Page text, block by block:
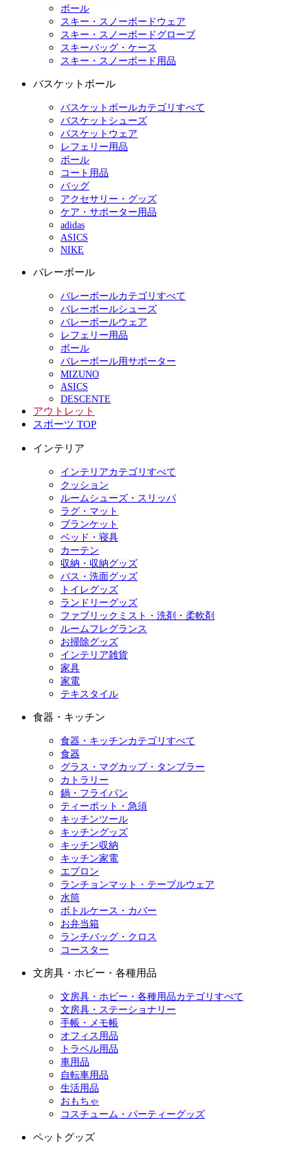
ポール
スキー・スノーボードウェア
スキー・スノーボードグローブ
スキーバッグ・ケース
スキー・スノーボード用品
バスケットボール
バスケットボールカテゴリすべて
バスケットシューズ
バスケットウェア
レフェリー用品
ボール
コート用品
バッグ
アクセサリー・グッズ
ケア・サポーター用品
adidas
ASICS
NIKE
バレーボール
バレーボールカテゴリすべて
バレーボールシューズ
バレーボールウェア
レフェリー用品
ボール
バレーボール用サポーター
MIZUNO
ASICS
DESCENTE
アウトレット
スポーツ TOP
インテリア
インテリアカテゴリすべて
クッション
ルームシューズ・スリッパ
ラグ・マット
ブランケット
ベッド・寝具
カーテン
収納・収納グッズ
バス・洗面グッズ
トイレグッズ
ランドリーグッズ
ファブリックミスト・洗剤・柔軟剤
ルームフレグランス
お掃除グッズ
インテリア雑貨
家具
家電
テキスタイル
食器・キッチン
食器・キッチンカテゴリすべて
食器
グラス・マグカップ・タンブラー
カトラリー
鍋・フライパン
ティーポット・急須
キッチンツール
キッチングッズ
キッチン収納
キッチン家電
エプロン
ランチョンマット・テーブルウェア
水筒
ボトルケース・カバー
お弁当箱
ランチバッグ・クロス
コースター
文房具・ホビー・各種用品
文房具・ホビー・各種用品カテゴリすべて
文房具・ステーショナリー
手帳・メモ帳
オフィス用品
トラベル用品
車用品
自転車用品
生活用品
おもちゃ
コスチューム・パーティーグッズ
ペットグッズ